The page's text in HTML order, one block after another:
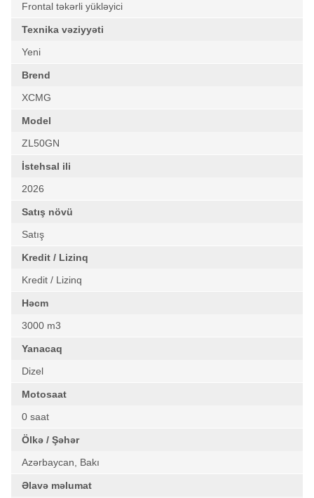
Frontal təkərli yükləyici
Texnika vəziyyəti
Yeni
Brend
XCMG
Model
ZL50GN
İstehsal ili
2026
Satış növü
Satış
Kredit / Lizinq
Kredit / Lizinq
Həcm
3000 m3
Yanacaq
Dizel
Motosaat
0 saat
Ölkə / Şəhər
Azərbaycan, Bakı
Əlavə məlumat